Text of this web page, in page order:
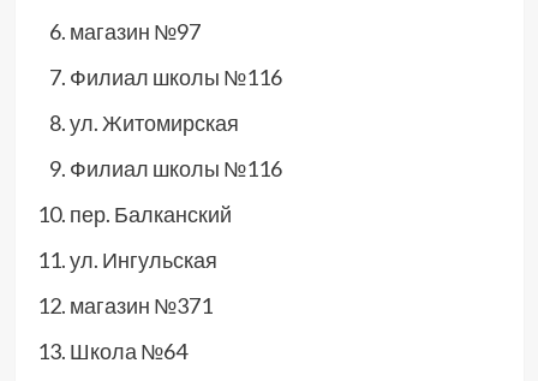
магазин №97
Филиал школы №116
ул. Житомирская
Филиал школы №116
пер. Балканский
ул. Ингульская
магазин №371
Школа №64